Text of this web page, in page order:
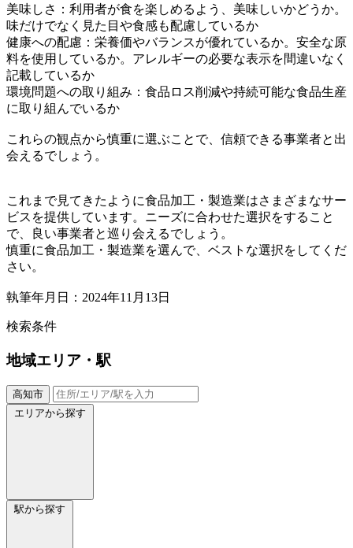
美味しさ：利用者が食を楽しめるよう、美味しいかどうか。
味だけでなく見た目や食感も配慮しているか
健康への配慮：栄養価やバランスが優れているか。安全な原
料を使用しているか。アレルギーの必要な表示を間違いなく
記載しているか
環境問題への取り組み：食品ロス削減や持続可能な食品生産
に取り組んでいるか
これらの観点から慎重に選ぶことで、信頼できる事業者と出
会えるでしょう。
これまで見てきたように食品加工・製造業はさまざまなサー
ビスを提供しています。ニーズに合わせた選択をすること
で、良い事業者と巡り会えるでしょう。
慎重に食品加工・製造業を選んで、ベストな選択をしてくだ
さい。
執筆年月日：2024年11月13日
検索条件
地域エリア・駅
高知市
エリアから探す
駅から探す